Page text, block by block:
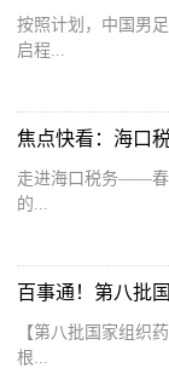
按照计划，中国男
启程...
焦点快看：海口
走进海口税务——春
的...
百事通！第八批
【第八批国家组织
根...